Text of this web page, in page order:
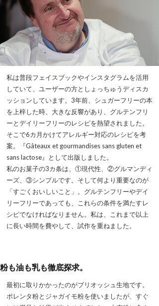
私は普段フェイスブックやインスタグラムを活用
していて、ユーザーの方としょっちゅうディスカ
ッションしています。3年前、シュガーフリーの本
を上梓した時、大きな反響があり、グルテンフリ
ーとデイリーフリーのレシピを熱望されました。
そこで6カ月かけてアレルギー対応のレシピを考
案。『Gâteaux et gourmandises sans gluten et
sans lactose』として出版しました。
私のお菓子の3カ条は、①現代性、②グルマンディ
ーズ、③シンプルです。そして何より重要なのが
「すごくおいしいこと」。グルテンフリーやデイ
リーフリーであっても、これらの条件を満たすレ
シピでなければなりません。私は、これまで以上
に長い時間を費やして、試作を重ねました。
粉も油も乳も徹底探求。
最初に取りかかったのがブリオッシュ生地です。
ポレンタ粉とジャガイモ粉を使いましたが、すぐ